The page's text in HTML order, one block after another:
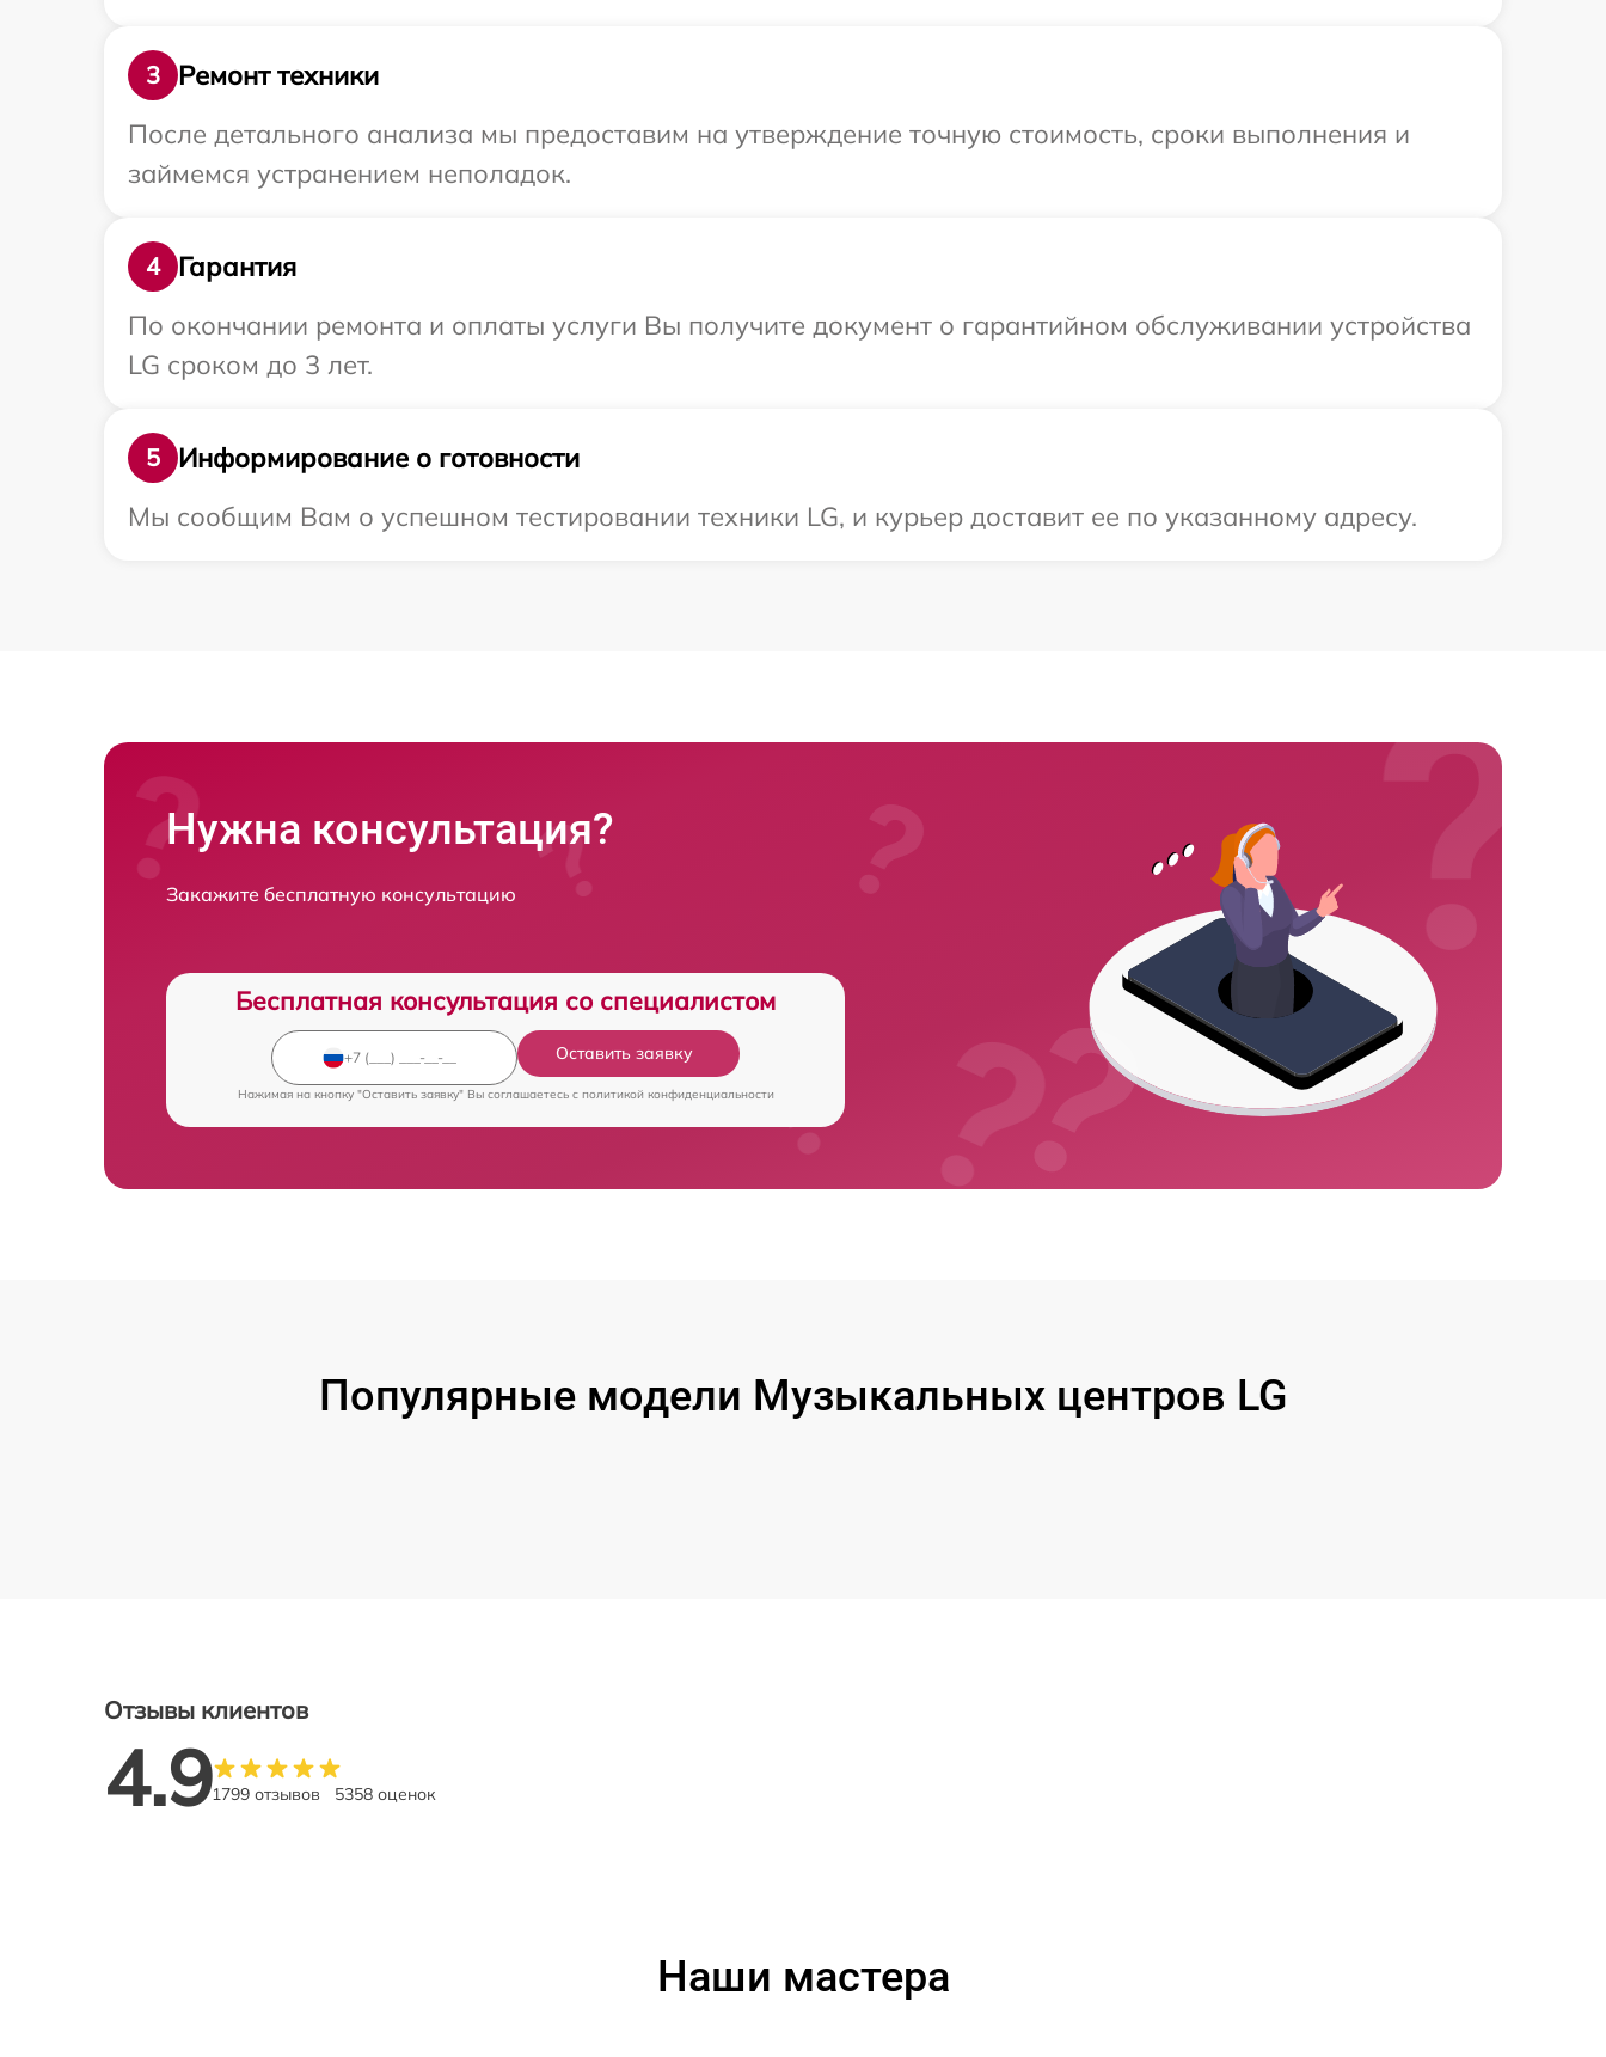
3
Ремонт техники
После детального анализа мы предоставим на утверждение точную стоимость, сроки выполнения и
займемся устранением неполадок.
4
Гарантия
По окончании ремонта и оплаты услуги Вы получите документ о гарантийном обслуживании устройства
LG сроком до 3 лет.
5
Информирование о готовности
Мы сообщим Вам о успешном тестировании техники LG, и курьер доставит ее по указанному адресу.
Нужна консультация?
Закажите бесплатную консультацию
Бесплатная консультация со специалистом
Оставить заявку
Нажимая на кнопку "Оставить заявку" Вы соглашаетесь c политикой конфиденциальности
Популярные модели Музыкальных центров LG
Отзывы клиентов
4.91799 отзывов 5358 оценок
Наши мастера